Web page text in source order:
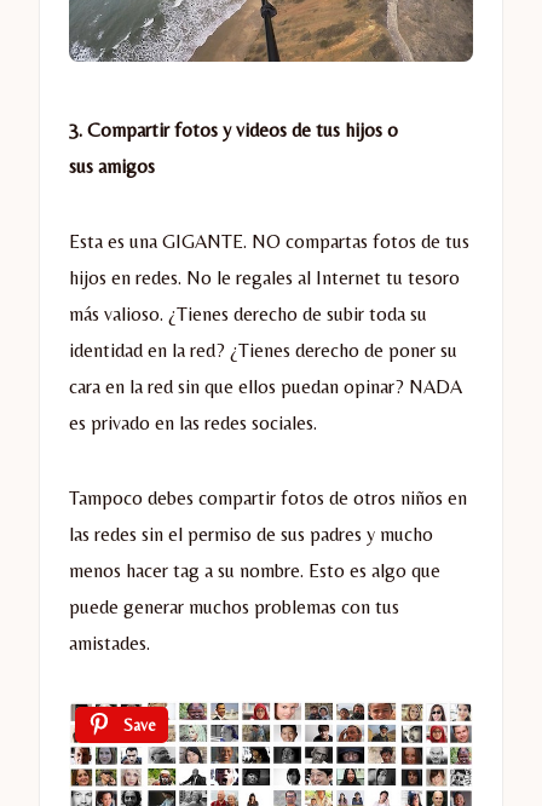
3. Compartir fotos y videos de tus hijos o
sus amigos
Esta es una GIGANTE. NO compartas fotos de tus
hijos en redes. No le regales al Internet tu tesoro
más valioso. ¿Tienes derecho de subir toda su
identidad en la red? ¿Tienes derecho de poner su
cara en la red sin que ellos puedan opinar? NADA
es privado en las redes sociales.
Tampoco debes compartir fotos de otros niños en
las redes sin el permiso de sus padres y mucho
menos hacer tag a su nombre. Esto es algo que
puede generar muchos problemas con tus
amistades.
Save